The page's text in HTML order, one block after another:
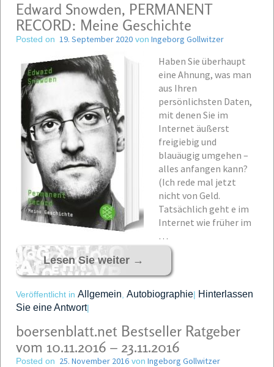
Edward Snowden, PERMANENT
RECORD: Meine Geschichte
Posted on 19. September 2020 von Ingeborg Gollwitzer
Haben Sie überhaupt
eine Ahnung, was man
aus Ihren
persönlichsten Daten,
mit denen Sie im
Internet äußerst
freigiebig und
blauäugig umgehen –
alles anfangen kann?
(Ich rede mal jetzt
nicht von Geld.
Tatsächlich geht e im
Internet wie früher im
…
Lesen Sie weiter →
Veröffentlicht in Allgemein Autobiographie| Hinterlassen
Sie eine Antwort|
boersenblatt.net Bestseller Ratgeber
vom 10.11.2016 – 23.11.2016
Posted on 25. November 2016 von Ingeborg Gollwitzer